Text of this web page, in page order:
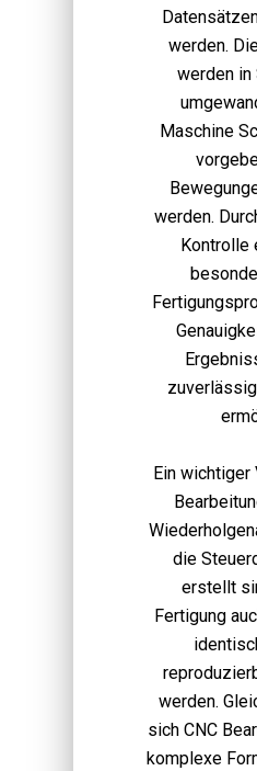
werden.
werden in
Maschine
werden.
Kontrolle
Ein wichtiger
die
erstellt
Fertigung
werden.
sich CNC
komplexe